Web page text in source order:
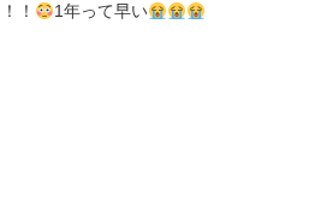
！ 1年って早い